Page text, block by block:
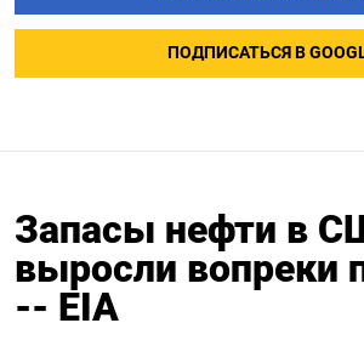
ПОДПИСАТЬСЯ В
Запасы нефти в
выросли вопреки
-- EIA